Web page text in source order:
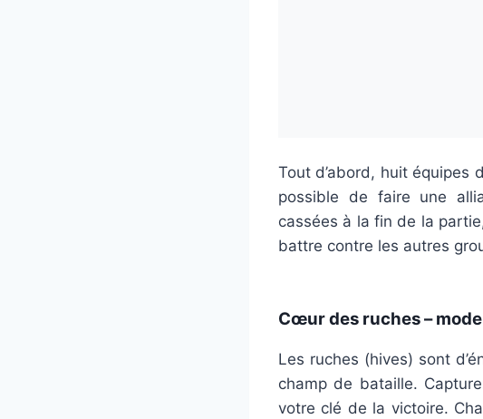
Tout d’abord, huit équipes
possible de faire une
cassées à la fin de la
battre contre les autres
Cœur des ruches –
Les ruches (hives) sont
champ de bataille.
votre clé de la victoire.